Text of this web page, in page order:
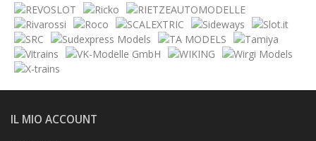
IL MIO ACCOUNT